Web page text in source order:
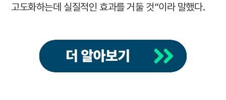
고도화하는데 실질적인 효과를 거둘 것”이라 말했다.